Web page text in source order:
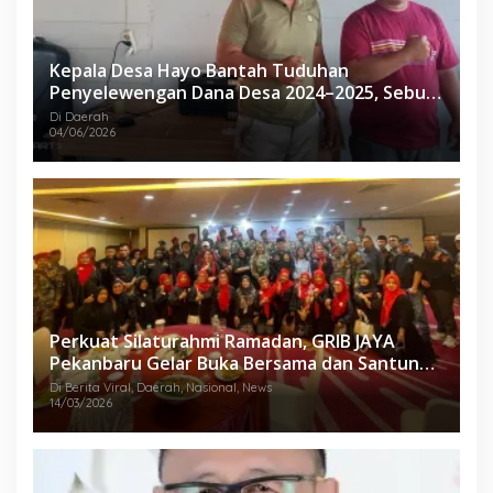
Kepala Desa Hayo Bantah Tuduhan
Penyelewengan Dana Desa 2024–2025, Sebut
Informasi yang Beredar Tidak Benar
Di Daerah
04/06/2026
Perkuat Silaturahmi Ramadan, GRIB JAYA
Pekanbaru Gelar Buka Bersama dan Santunan
Anak Yatim
Di Berita Viral, Daerah, Nasional, News
14/03/2026